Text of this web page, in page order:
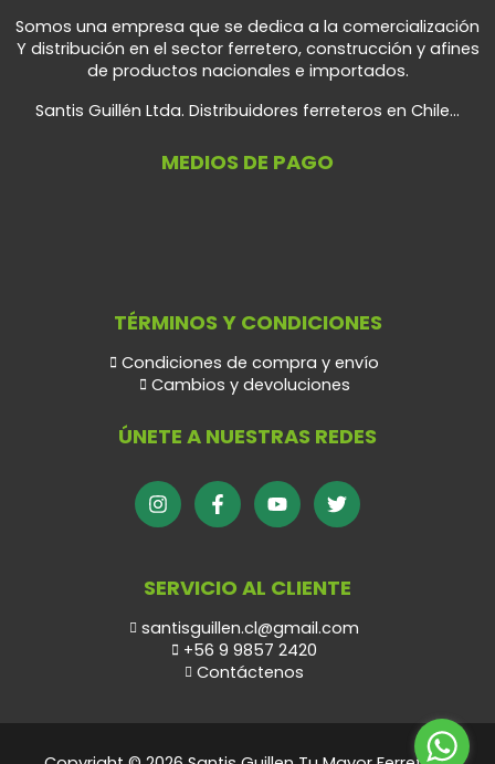
Somos una empresa que se dedica a la comercialización
Y distribución en el sector ferretero, construcción y afines
de productos nacionales e importados.
Santis Guillén Ltda. Distribuidores ferreteros en Chile...
MEDIOS DE PAGO
TÉRMINOS Y CONDICIONES
Condiciones de compra y envío
Cambios y devoluciones
ÚNETE A NUESTRAS REDES
SERVICIO AL CLIENTE
santisguillen.cl@gmail.com
+56 9 9857 2420
Contáctenos